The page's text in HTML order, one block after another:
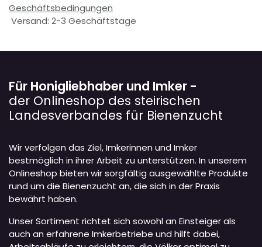
Geschäftsbedingungen
Versand: 2-3 Geschäftstage
Für Honigliebhaber und Imker -
der Onlineshop des steirischen
Landesverbandes für Bienenzucht
Wir verfolgen das Ziel, Imkerinnen und Imker
bestmöglich in ihrer Arbeit zu unterstützen. In unserem
Onlineshop bieten wir sorgfältig ausgewählte Produkte
rund um die Bienenzucht an, die sich in der Praxis
bewährt haben.
Unser Sortiment richtet sich sowohl an Einsteiger als
auch an erfahrene Imkerbetriebe und hilft dabei,